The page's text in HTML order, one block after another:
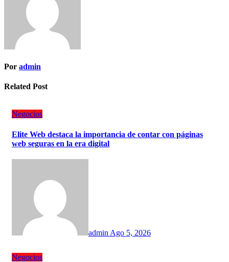
Por admin
Related Post
Negocios
Elite Web destaca la importancia de contar con páginas
web seguras en la era digital
admin Ago 5, 2026
Negocios